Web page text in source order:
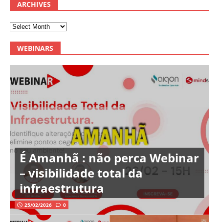
ARCHIVES
WEBINARS
É Amanhã : não perca Webinar
– visibilidade total da
infraestrutura
25/02/2026 0